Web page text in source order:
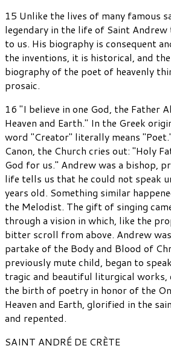
15 Unlike the lives of many famous
legendary in the life of Saint Andrew
to us. His biography is consequent
the inventions, it is historical, and
biography of the poet of heavenly
prosaic.
16 "I believe in one God, the Father
Heaven and Earth." In the Greek
word "Creator" literally means
Canon, the Church cries out: "Holy
God for us." Andrew was a bishop,
life tells us that he could not speak
years old. Something similar
the Melodist. The gift of singing
through a vision in which, like the
bitter scroll from above. Andrew
partake of the Body and Blood of
previously mute child, began to
tragic and beautiful liturgical works,
the birth of poetry in honor of the
Heaven and Earth, glorified in the
and repented.
SAINT ANDRÉ DE CRÈTE